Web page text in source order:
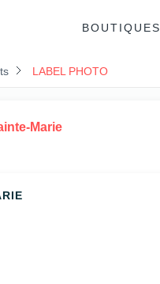
BOUTIQUES
LABEL PHOTO
Marie